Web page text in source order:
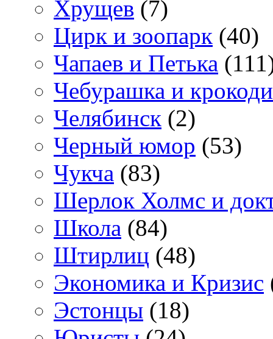
Хрущев (7)
Цирк и зоопарк (40)
Чапаев и Петька
Чебурашка и
Челябинск (2)
Черный юмор (53)
Чукча (83)
Шерлок Холмс и
Школа (84)
Штирлиц (48)
Экономика и Кризис
Эстонцы (18)